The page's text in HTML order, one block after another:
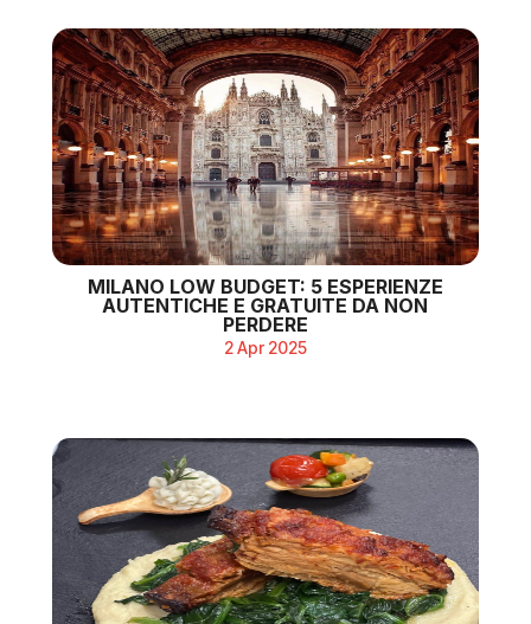
MILANO LOW BUDGET: 5 ESPERIENZE
AUTENTICHE E GRATUITE DA NON
PERDERE
2 Apr 2025